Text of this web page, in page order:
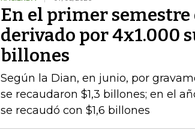
En el primer semestre
derivado por 4x1.000
billones
Según la Dian, en junio, por
se recaudaron $1,3 billones; en el
se recaudó con $1,6 billones